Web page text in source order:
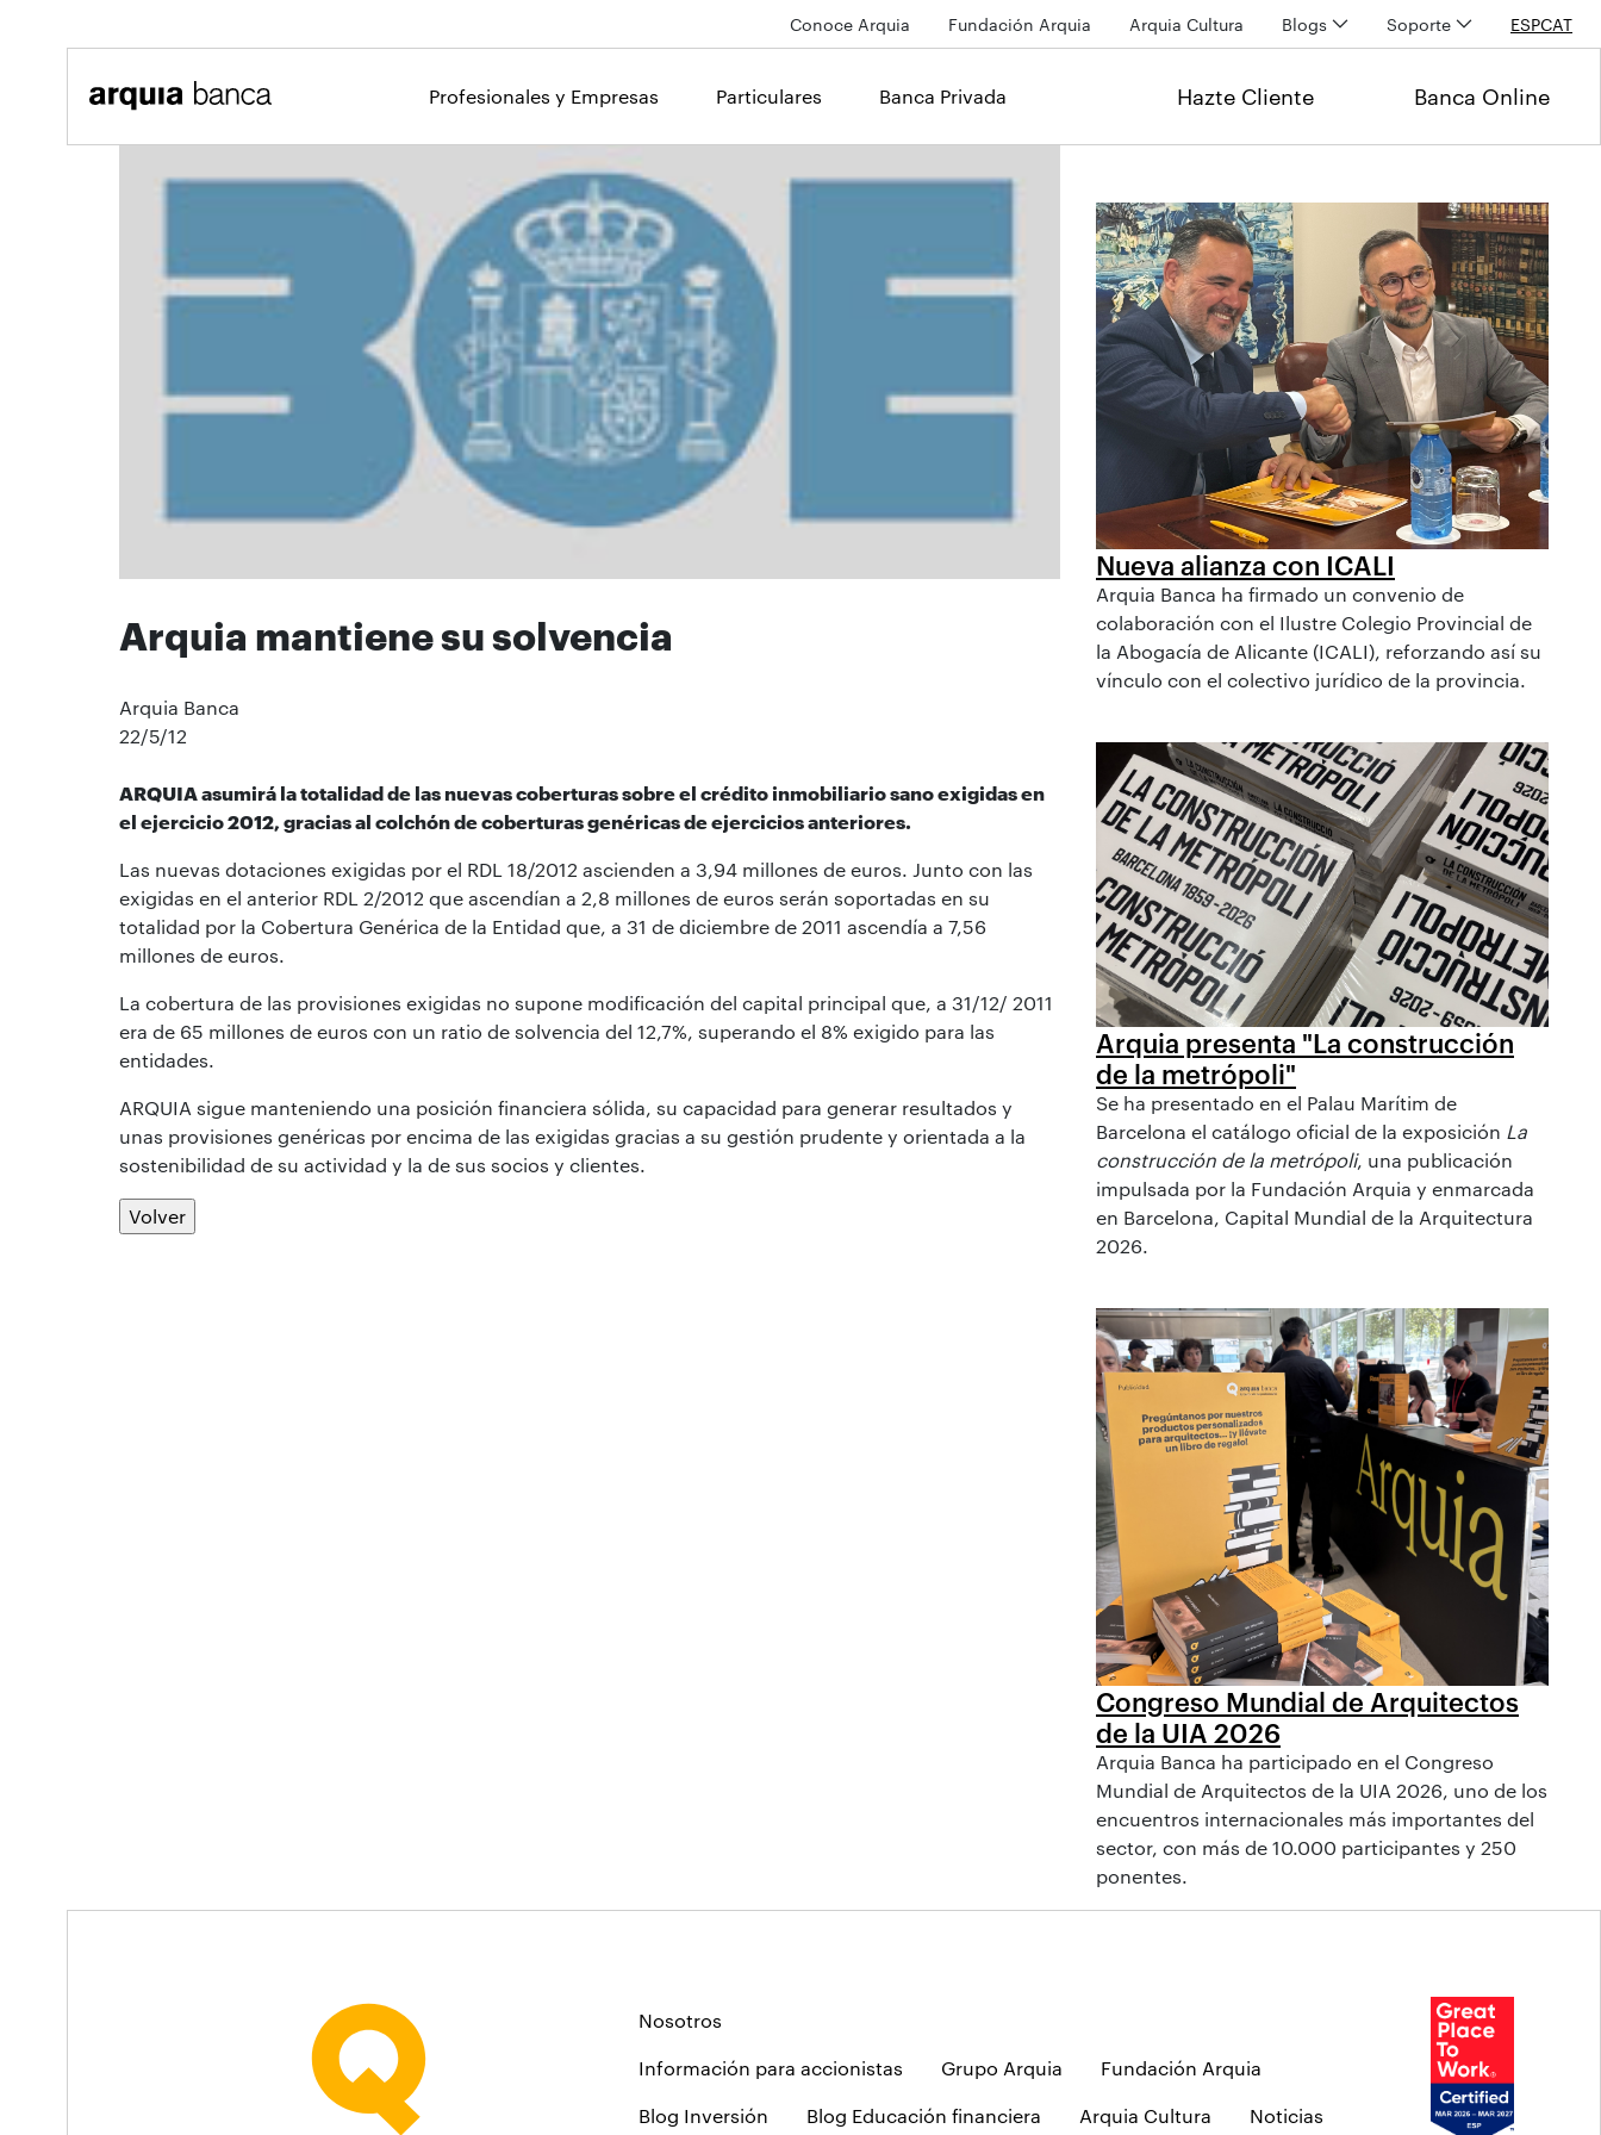
Conoce Arquia Fundación Arquia Arquia Cultura Blogs Soporte ESPCAT
Profesionales y Empresas Particulares Banca Privada Hazte Cliente Banca Online
Arquia mantiene su solvencia
Arquia Banca
22/5/12
ARQUIA asumirá la totalidad de las nuevas coberturas sobre el crédito inmobiliario sano exigidas en
el ejercicio 2012, gracias al colchón de coberturas genéricas de ejercicios anteriores.
Las nuevas dotaciones exigidas por el RDL 18/2012 ascienden a 3,94 millones de euros. Junto con las
exigidas en el anterior RDL 2/2012 que ascendían a 2,8 millones de euros serán soportadas en su
totalidad por la Cobertura Genérica de la Entidad que, a 31 de diciembre de 2011 ascendía a 7,56
millones de euros.
La cobertura de las provisiones exigidas no supone modificación del capital principal que, a 31/12/ 2011
era de 65 millones de euros con un ratio de solvencia del 12,7%, superando el 8% exigido para las
entidades.
ARQUIA sigue manteniendo una posición financiera sólida, su capacidad para generar resultados y
unas provisiones genéricas por encima de las exigidas gracias a su gestión prudente y orientada a la
sostenibilidad de su actividad y la de sus socios y clientes.
Volver
Nueva alianza con ICALI
Arquia Banca ha firmado un convenio de
colaboración con el Ilustre Colegio Provincial de
la Abogacía de Alicante (ICALI), reforzando así su
vínculo con el colectivo jurídico de la provincia.
Arquia presenta "La construcción
de la metrópoli"
Se ha presentado en el Palau Marítim de
Barcelona el catálogo oficial de la exposición La
construcción de la metrópoli, una publicación
impulsada por la Fundación Arquia y enmarcada
en Barcelona, Capital Mundial de la Arquitectura
2026.
Congreso Mundial de Arquitectos
de la UIA 2026
Arquia Banca ha participado en el Congreso
Mundial de Arquitectos de la UIA 2026, uno de los
encuentros internacionales más importantes del
sector, con más de 10.000 participantes y 250
ponentes.
Nosotros
Información para accionistas Grupo Arquia Fundación Arquia
Blog Inversión Blog Educación financiera Arquia Cultura Noticias